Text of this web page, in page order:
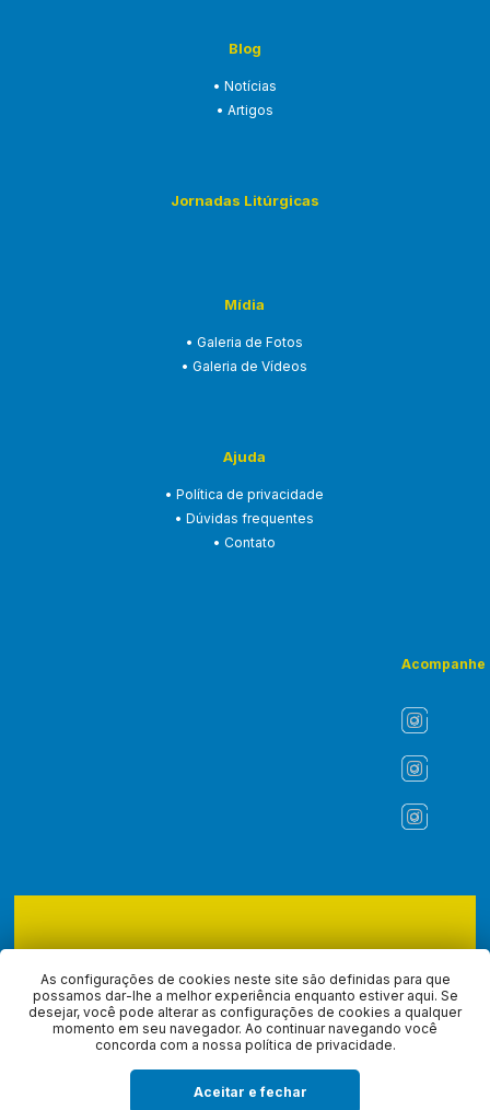
As configurações de cookies neste site são definidas para que
possamos dar-lhe a melhor experiência enquanto estiver aqui. Se
desejar, você pode alterar as configurações de cookies a qualquer
momento em seu navegador. Ao continuar navegando você
concorda com a nossa política de privacidade.
Aceitar e fechar
Blog
• Notícias
• Artigos
Jornadas Litúrgicas
Mídia
• Galeria de Fotos
• Galeria de Vídeos
Ajuda
• Política de privacidade
• Dúvidas frequentes
• Contato
Acompanhe
Todos os direitos reservados, navegando no site você aceita a
nossapolítica de privacidade.
Desenvolvido com por